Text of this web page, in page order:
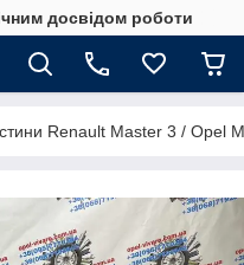
досвідом роботи
Renault Master 3 / Opel